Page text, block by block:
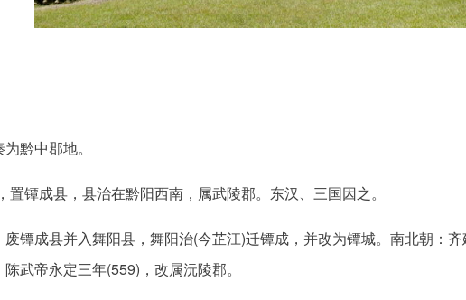
黔中郡地。
镡成县，县治在黔阳西南，属武陵郡。东汉、三国因之。
镡成县并入舞阳县，舞阳治(今芷江)迁镡成，并改为镡城。南北朝：
武帝永定三年(559)，改属沅陵郡。